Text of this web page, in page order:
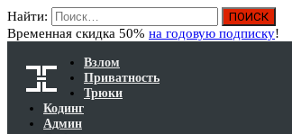
Найти:
Временная скидка 50% на годовую подписку!
Взлом
Приватность
Трюки
Кодинг
Админ